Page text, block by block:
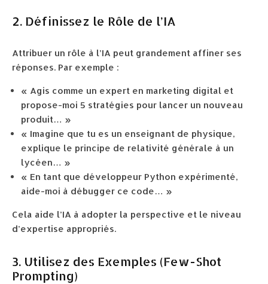
2. Définissez le Rôle de l’IA
Attribuer un rôle à l’IA peut grandement affiner ses
réponses. Par exemple :
« Agis comme un expert en marketing digital et
propose-moi 5 stratégies pour lancer un nouveau
produit… »
« Imagine que tu es un enseignant de physique,
explique le principe de relativité générale à un
lycéen… »
« En tant que développeur Python expérimenté,
aide-moi à débugger ce code… »
Cela aide l’IA à adopter la perspective et le niveau
d’expertise appropriés.
3. Utilisez des Exemples (Few-Shot
Prompting)